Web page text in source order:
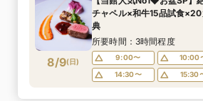
レンタル価格
ウエディングドレス 143,000
132,000円〜／タキシード
単品価格。
お得な衣装プランもございます
レンタルセッ
新郎1着・新婦1着 209,000円
341,000円〜
すべてはお二人のかけがえの
る一日になるために全力でお
オススメ演出
メインのお料理をゲストの目
キッチン演出」。外のウッド
ここでしか見ることが出来な
8/9(日)
チャペル×和牛15品試食
典
所要時間：3時間程度
9:00〜
10:00
14:30〜
15:30